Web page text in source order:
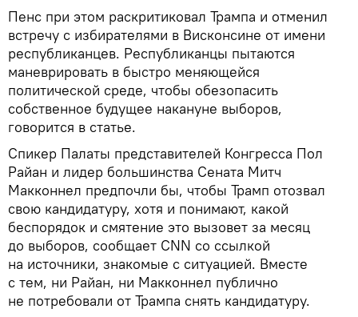
Пенс при этом раскритиковал Трампа и отменил
встречу с избирателями в Висконсине от имени
республиканцев. Республиканцы пытаются
маневрировать в быстро меняющейся
политической среде, чтобы обезопасить
собственное будущее накануне выборов,
говорится в статье.
Спикер Палаты представителей Конгресса Пол
Райан и лидер большинства Сената Митч
Макконнел предпочли бы, чтобы Трамп отозвал
свою кандидатуру, хотя и понимают, какой
беспорядок и смятение это вызовет за месяц
до выборов, сообщает CNN со ссылкой
на источники, знакомые с ситуацией. Вместе
с тем, ни Райан, ни Макконнел публично
не потребовали от Трампа снять кандидатуру.